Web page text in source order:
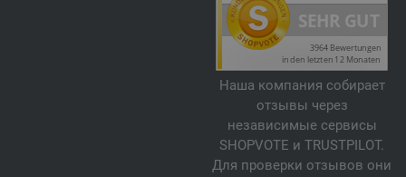
Наша компания собирает
отзывы через
независимые сервисы
SHOPVOTE и TRUSTPILOT.
Для проверки отзывов они